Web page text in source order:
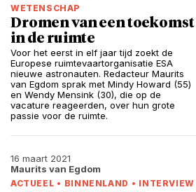
WETENSCHAP
Dromen van een toekomst
in de ruimte
Voor het eerst in elf jaar tijd zoekt de
Europese ruimtevaartorganisatie ESA
nieuwe astronauten. Redacteur Maurits
van Egdom sprak met Mindy Howard (55)
en Wendy Mensink (30), die op de
vacature reageerden, over hun grote
passie voor de ruimte.
16 maart 2021
Maurits van Egdom
ACTUEEL • BINNENLAND • INTERVIEW